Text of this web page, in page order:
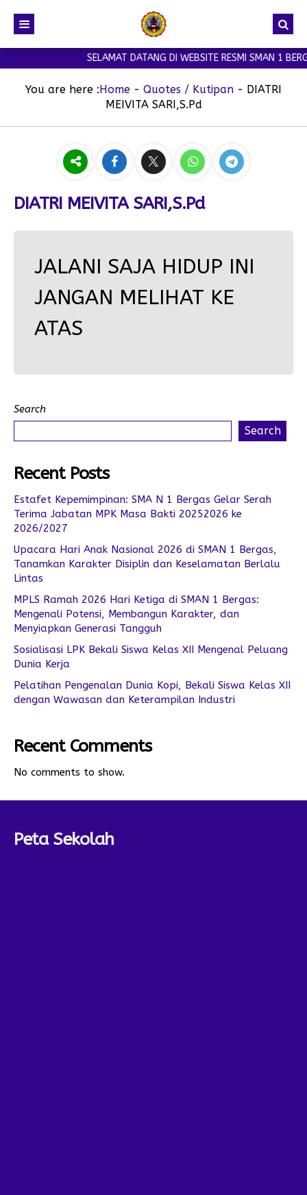
SELAMAT DATANG DI WEBSITE RESMI SMAN 1
You are here :Home - Quotes / Kutipan - DIATRI
MEIVITA SARI,S.Pd
DIATRI MEIVITA SARI,S.Pd
JALANI SAJA HIDUP INI
JANGAN MELIHAT KE
ATAS
Search
Search
Recent Posts
Estafet Kepemimpinan: SMA N 1 Bergas Gelar Serah
Terima Jabatan MPK Masa Bakti 20252026 ke
2026/2027
Upacara Hari Anak Nasional 2026 di SMAN 1 Bergas,
Tanamkan Karakter Disiplin dan Keselamatan Berlalu
Lintas
MPLS Ramah 2026 Hari Ketiga di SMAN 1 Bergas:
Mengenali Potensi, Membangun Karakter, dan
Menyiapkan Generasi Tangguh
Sosialisasi LPK Bekali Siswa Kelas XII Mengenal Peluang
Dunia Kerja
Pelatihan Pengenalan Dunia Kopi, Bekali Siswa Kelas XII
dengan Wawasan dan Keterampilan Industri
Recent Comments
No comments to show.
Peta Sekolah